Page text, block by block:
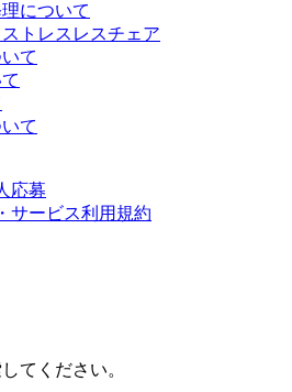
について
トレスレスチェア
て
て
応募
サービス利用規約
てください。